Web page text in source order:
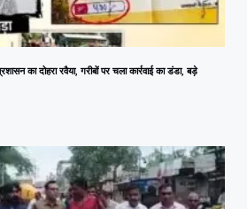
का दोहरा रवैया, गरीबों पर चला कार्रवाई का डंडा, बड़े